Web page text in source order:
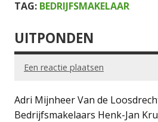
TAG: BEDRIJFSMAKELAAR
UITPONDEN
Een reactie plaatsen
Adri Mijnheer Van de
Bedrijfsmakelaars Henk-Jan